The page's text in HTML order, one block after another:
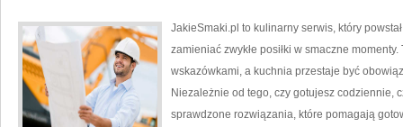
JakieSmaki.pl to kulinarny serwis, który
zamieniać zwykłe posiłki w smaczne
wskazówkami, a kuchnia przestaje być
Niezależnie od tego, czy gotujesz codziennie,
sprawdzone rozwiązania, które pomagają